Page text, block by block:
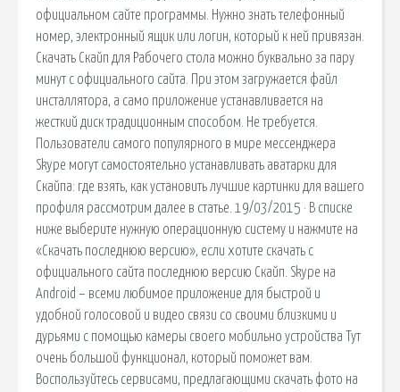
официальном сайте программы. Нужно знать телефонный
номер, электронный ящик или логин, который к ней привязан.
Скачать Скайп для Рабочего стола можно буквально за пару
минут с официального сайта. При этом загружается файл
инсталлятора, а само приложение устанавливается на
жесткий диск традиционным способом. Не требуется.
Пользователи самого популярного в мире мессенджера
Skype могут самостоятельно устанавливать аватарки для
Скайпа: где взять, как установить лучшие картинки для вашего
профиля рассмотрим далее в статье. 19/03/2015 · В списке
ниже выберите нужную операционную систему и нажмите на
«Скачать последнюю версию», если хотите скачать с
официального сайта последнюю версию Скайп. Skype на
Android – всеми любимое приложение для быстрой и
удобной голосовой и видео связи со своими близкими и
дурьями с помощью камеры своего мобильно устройства Тут
очень большой функционал, который поможет вам.
Воспользуйтесь сервисами, предлагающими скачать фото на